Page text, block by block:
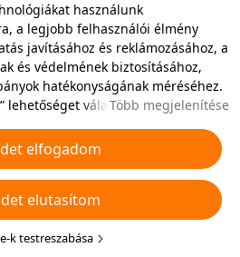
használunk
a legjobb felhasználói élmény
javításához és reklámozásához, a
és védelmének biztosításához,
hatékonyságának méréséhez.
lehetőséget választja, akkor
az eszközén hirdetési célokra.
alapvető cookie-t, vagy az alábbi
kattintva vagy az adatvédelmi
hogy mely típusú
vagy letiltani. További
kra és hasonló technológiákra
Több megjelenítése
elfogadom
elutasítom
k testreszabása